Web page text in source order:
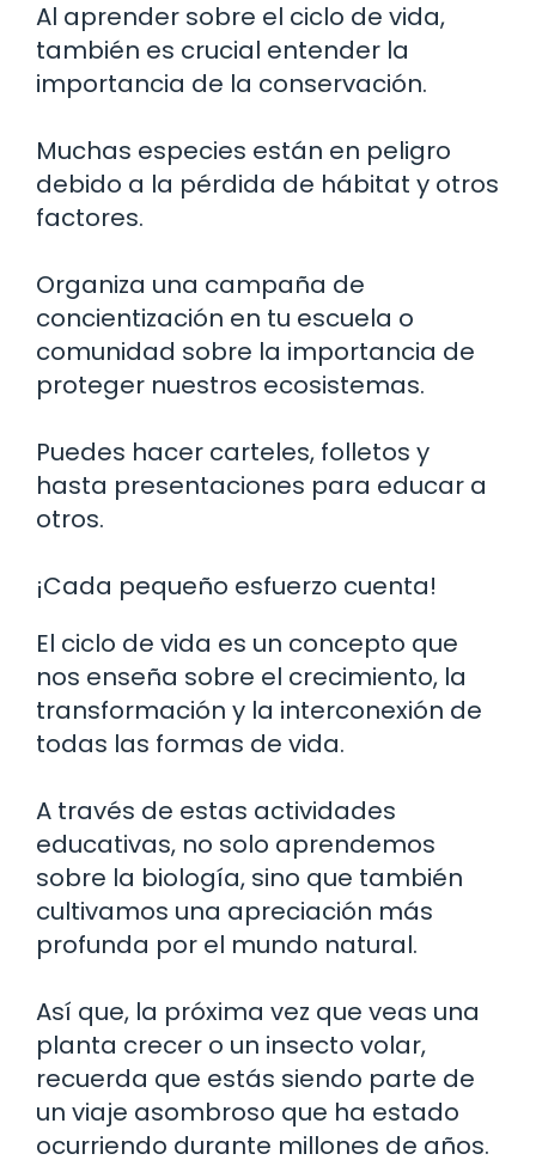
Al aprender sobre el ciclo de vida,
también es crucial entender la
importancia de la conservación.
Muchas especies están en peligro
debido a la pérdida de hábitat y otros
factores.
Organiza una campaña de
concientización en tu escuela o
comunidad sobre la importancia de
proteger nuestros ecosistemas.
Puedes hacer carteles, folletos y
hasta presentaciones para educar a
otros.
¡Cada pequeño esfuerzo cuenta!
El ciclo de vida es un concepto que
nos enseña sobre el crecimiento, la
transformación y la interconexión de
todas las formas de vida.
A través de estas actividades
educativas, no solo aprendemos
sobre la biología, sino que también
cultivamos una apreciación más
profunda por el mundo natural.
Así que, la próxima vez que veas una
planta crecer o un insecto volar,
recuerda que estás siendo parte de
un viaje asombroso que ha estado
ocurriendo durante millones de años.